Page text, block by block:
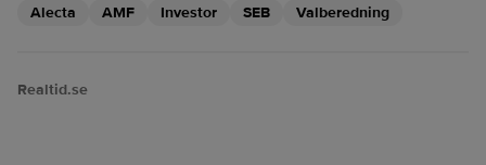
Alecta AMF Investor SEB Valberedning
Realtid.se